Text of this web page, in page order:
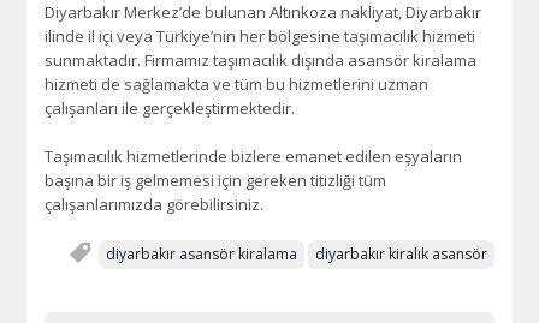
Diyarbakır Merkez’de bulunan Altınkoza nakliyat, Diyarbakır
ilinde il içi veya Türkiye’nin her bölgesine taşımacılık hizmeti
sunmaktadır. Firmamız taşımacılık dışında asansör kiralama
hizmeti de sağlamakta ve tüm bu hizmetlerini uzman
çalışanları ile gerçekleştirmektedir.
Taşımacılık hizmetlerinde bizlere emanet edilen eşyaların
başına bir iş gelmemesi için gereken titizliği tüm
çalışanlarımızda görebilirsiniz.
diyarbakır asansör kiralama diyarbakır kiralık asansör